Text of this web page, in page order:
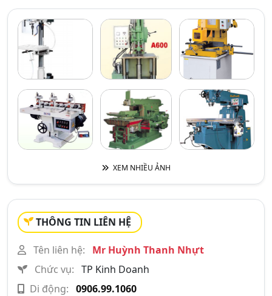
XEM NHIỀU ẢNH
THÔNG TIN LIÊN HỆ
Tên liên hệ:
Mr Huỳnh Thanh Nhựt
Chức vụ: TP Kinh Doanh
Di động: 0906.99.1060